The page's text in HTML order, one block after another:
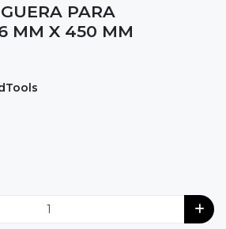
PARA
MM X 450 MM